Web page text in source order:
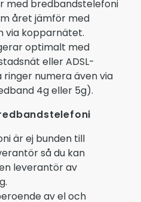
med bredbandstelefoni
året jämför med
via kopparnätet.
optimalt med
eller ADSL-
numera även via
4g eller 5g).
är ej bunden till
så du kan
leverantör av
av el och